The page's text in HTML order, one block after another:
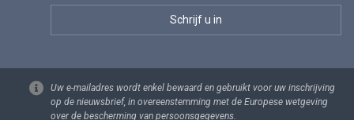
Uw e-mailadres wordt enkel bewaard en gebruikt voor uw inschrijving
op de nieuwsbrief, in overeenstemming met de Europese wetgeving
over de bescherming van persoonsgegevens.